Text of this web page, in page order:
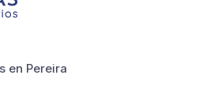
en Pereira